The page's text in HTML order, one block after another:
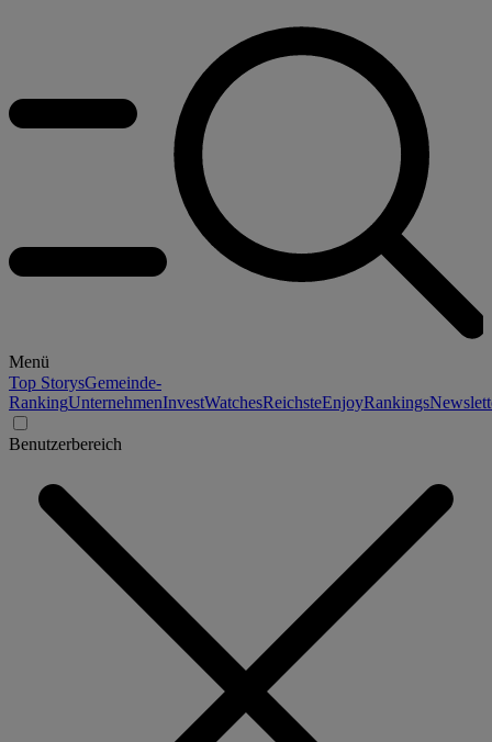
Menü
Top StorysGemeinde-
RankingUnternehmenInvestWatchesReichsteEnjoyRankings
Benutzerbereich